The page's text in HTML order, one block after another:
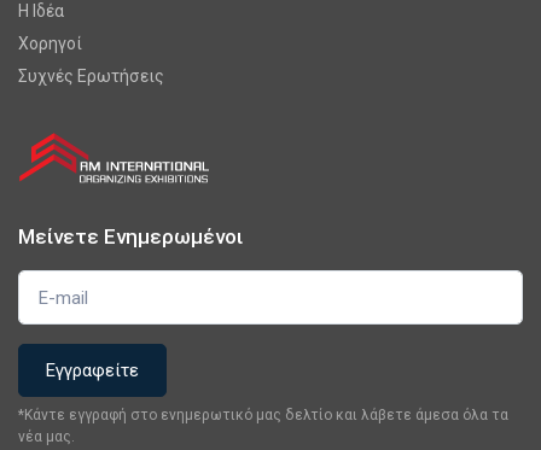
Η Ιδέα
Χορηγοί
Συχνές Ερωτήσεις
Μείνετε Ενημερωμένοι
*Κάντε εγγραφή στο ενημερωτικό μας δελτίο και λάβετε άμεσα όλα τα
νέα μας.